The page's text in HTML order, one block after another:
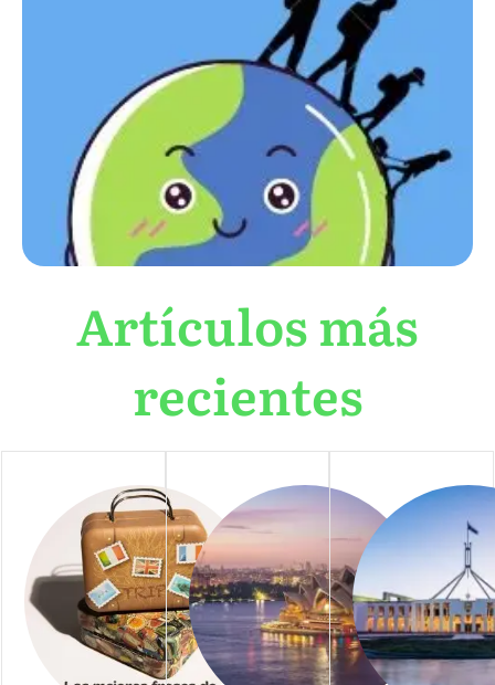
Artículos más
recientes